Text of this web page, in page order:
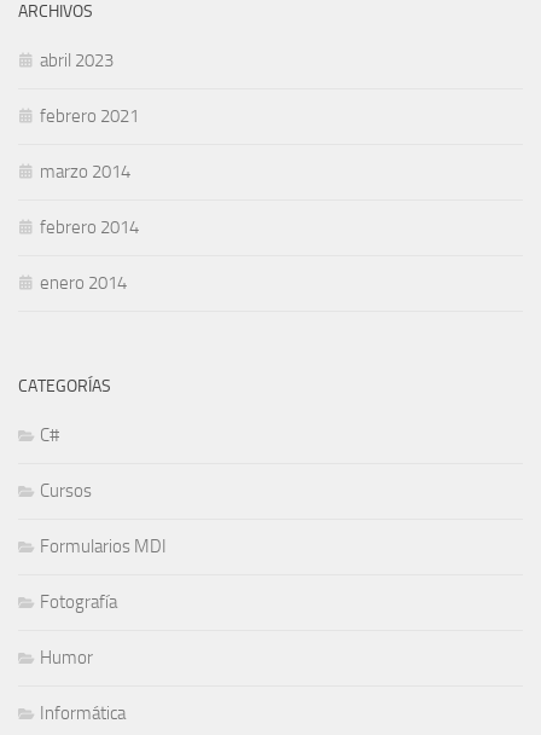
ARCHIVOS
abril 2023
febrero 2021
marzo 2014
febrero 2014
enero 2014
CATEGORÍAS
C#
Cursos
Formularios MDI
Fotografía
Humor
Informática